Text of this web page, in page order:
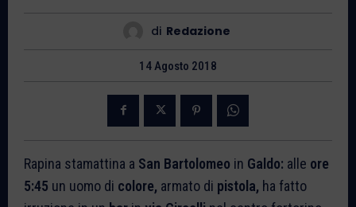
di Redazione
14 Agosto 2018
Rapina stamattina a San Bartolomeo in Galdo: alle ore
5:45 un uomo di colore, armato di pistola, ha fatto